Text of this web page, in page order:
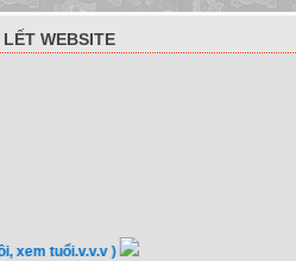
LẾT WEBSITE
tuổi.v.v.v )